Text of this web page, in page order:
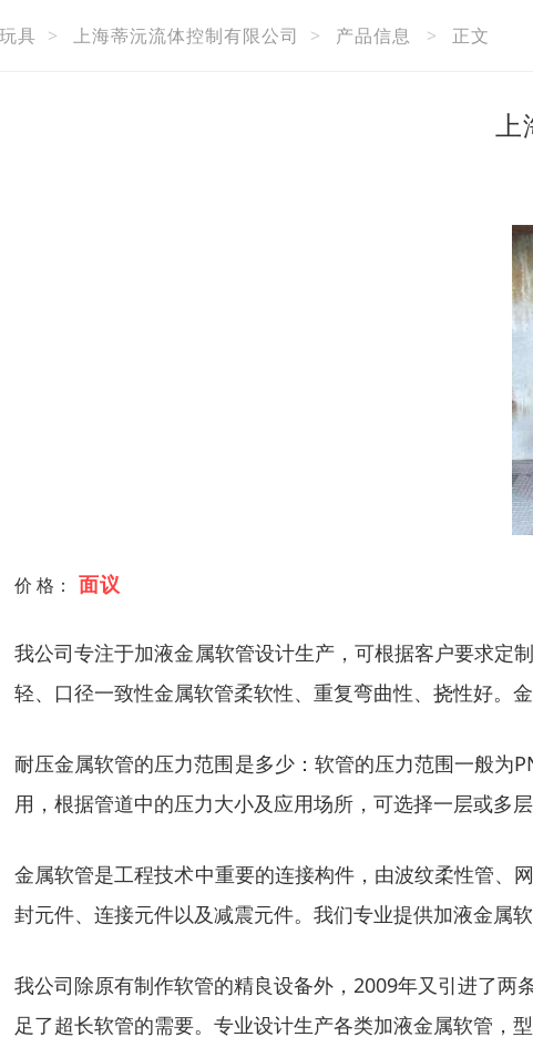
具 > 上海蒂沅流体控制有限公司 > 产品信息 > 正文
上
价 格： 面议
我公司专注于加液金属软管设计生产，可根据客户要求定
轻、口径一致性金属软管柔软性、重复弯曲性、挠性好。
耐压金属软管的压力范围是多少：软管的压力范围一般
用，根据管道中的压力大小及应用场所，可选择一层或多
金属软管是工程技术中重要的连接构件，由波纹柔性管、
封元件、连接元件以及减震元件。我们专业提供加液金属软
我公司除原有制作软管的精良设备外，2009年又引进了
足了超长软管的需要。专业设计生产各类加液金属软管，型